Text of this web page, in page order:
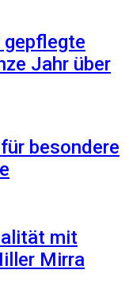
gepflegte
Jahr über
besondere
mit
Mirra